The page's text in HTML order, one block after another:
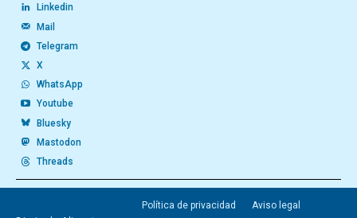
Linkedin
Mail
Telegram
X
WhatsApp
Youtube
Bluesky
Mastodon
Threads
Política de privacidad Aviso legal